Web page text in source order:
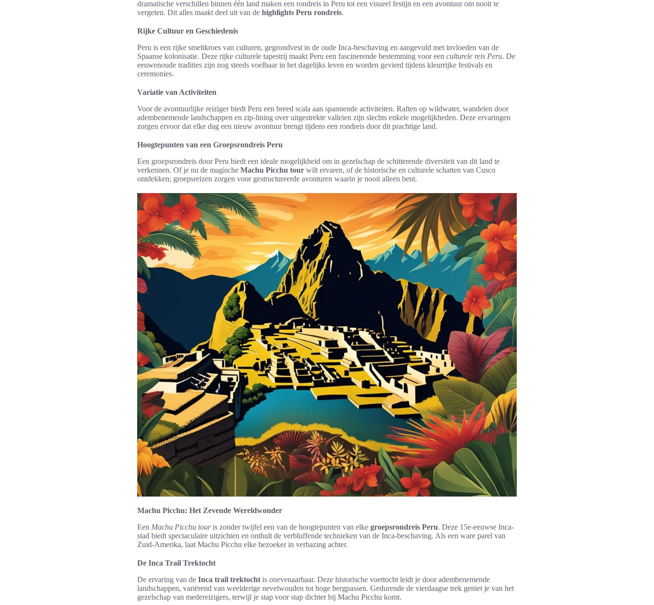
dramatische verschillen binnen één land maken een rondreis in Peru tot een visueel festijn en een avontuur om nooit te
vergeten. Dit alles maakt deel uit van de highlights Peru rondreis.
Rijke Cultuur en Geschiedenis
Peru is een rijke smeltkroes van culturen, gegrondvest in de oude Inca-beschaving en aangevuld met invloeden van de
Spaanse kolonisatie. Deze rijke culturele tapestrij maakt Peru een fascinerende bestemming voor een culturele reis Peru. De
eeuwenoude tradities zijn nog steeds voelbaar in het dagelijks leven en worden gevierd tijdens kleurrijke festivals en
ceremonies.
Variatie van Activiteiten
Voor de avontuurlijke reiziger biedt Peru een breed scala aan spannende activiteiten. Raften op wildwater, wandelen door
adembenemende landschappen en zip-lining over uitgestrekte valleien zijn slechts enkele mogelijkheden. Deze ervaringen
zorgen ervoor dat elke dag een nieuw avontuur brengt tijdens een rondreis door dit prachtige land.
Hoogtepunten van een Groepsrondreis Peru
Een groepsrondreis door Peru biedt een ideale mogelijkheid om in gezelschap de schitterende diversiteit van dit land te
verkennen. Of je nu de magische Machu Picchu tour wilt ervaren, of de historische en culturele schatten van Cusco
ontdekken; groepsreizen zorgen voor gestructureerde avonturen waarin je nooit alleen bent.
Machu Picchu: Het Zevende Wereldwonder
Een Machu Picchu touris zonder twijfel een van de hoogtepunten van elke groepsrondreis Peru. Deze 15e-eeuwse Inca-
stad biedt spectaculaire uitzichten en onthult de verbluffende technieken van de Inca-beschaving. Als een ware parel van
Zuid-Amerika, laat Machu Picchu elke bezoeker in verbazing achter.
De Inca Trail Trektocht
De ervaring van de Inca trail trektocht is onevenaarbaar. Deze historische voettocht leidt je door adembenemende
landschappen, variërend van weelderige nevelwouden tot hoge bergpassen. Gedurende de vierdaagse trek geniet je van het
gezelschap van medereizigers, terwijl je stap voor stap dichter bij Machu Picchu komt.